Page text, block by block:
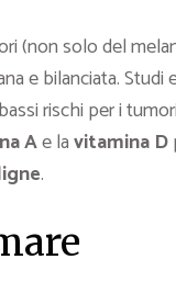
(non solo del
e bilanciata.
rischi per i
Ae lavitamina D
.